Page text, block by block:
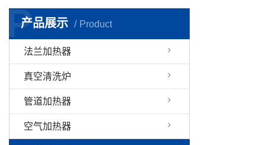
产品展示 Product
P
法兰加热器
真空清洗炉
管道加热器
空气加热器